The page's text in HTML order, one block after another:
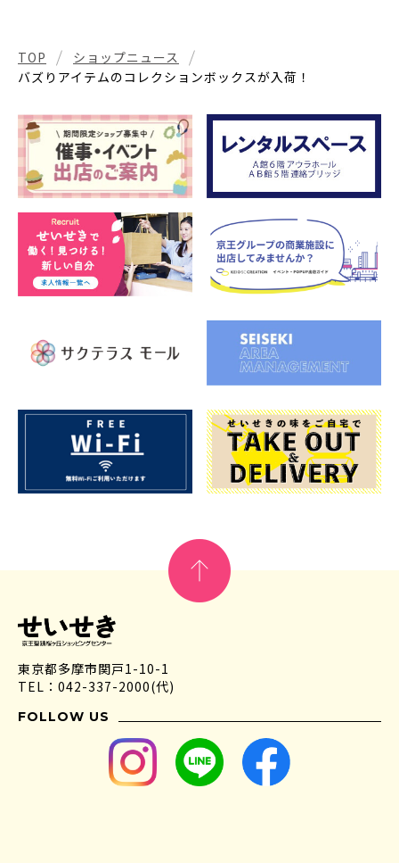
TOP
ショップニュース
バズりアイテムのコレクションボックスが入荷！
東京都多摩市関戸1-10-1
TEL：042-337-2000(代)
FOLLOW US